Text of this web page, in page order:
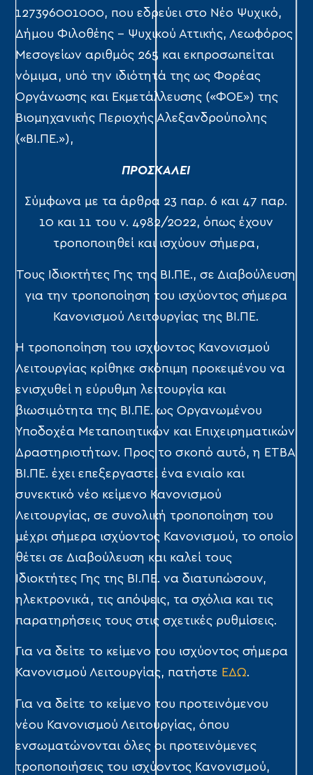
127396001000, που εδρεύει στο Νέο Ψυχικό,
Δήμου Φιλοθέης – Ψυχικού Αττικής, Λεωφόρος
Μεσογείων αριθμός 265 και εκπροσωπείται
νόμιμα, υπό την ιδιότητά της ως Φορέας
Οργάνωσης και Εκμετάλλευσης («ΦΟΕ») της
Βιομηχανικής Περιοχής Αλεξανδρούπολης
(«ΒΙ.ΠΕ.»),
ΠΡΟΣΚΑΛΕΙ
Σύμφωνα με τα άρθρα 23 παρ. 6 και 47 παρ.
10 και 11 του ν. 4982/2022, όπως έχουν
τροποποιηθεί και ισχύουν σήμερα,
Τους Ιδιοκτήτες Γης της ΒΙ.ΠΕ., σε Διαβούλευση
για την τροποποίηση του ισχύοντος σήμερα
Κανονισμού Λειτουργίας της ΒΙ.ΠΕ.
Η τροποποίηση του ισχύοντος Κανονισμού
Λειτουργίας κρίθηκε σκόπιμη προκειμένου να
ενισχυθεί η εύρυθμη λειτουργία και
βιωσιμότητα της ΒΙ.ΠΕ. ως Οργανωμένου
Υποδοχέα Μεταποιητικών και Επιχειρηματικών
Δραστηριοτήτων. Προς το σκοπό αυτό, η ΕΤΒΑ
ΒΙ.ΠΕ. έχει επεξεργαστεί ένα ενιαίο και
συνεκτικό νέο κείμενο Κανονισμού
Λειτουργίας, σε συνολική τροποποίηση του
μέχρι σήμερα ισχύοντος Κανονισμού, το οποίο
θέτει σε Διαβούλευση και καλεί τους
Ιδιοκτήτες Γης της ΒΙ.ΠΕ. να διατυπώσουν,
ηλεκτρονικά, τις απόψεις, τα σχόλια και τις
παρατηρήσεις τους στις σχετικές ρυθμίσεις.
Για να δείτε το κείμενο του ισχύοντος σήμερα
Κανονισμού Λειτουργίας, πατήστε ΕΔΩ.
Για να δείτε το κείμενο του προτεινόμενου
νέου Κανονισμού Λειτουργίας, όπου
ενσωματώνονται όλες οι προτεινόμενες
τροποποιήσεις του ισχύοντος Κανονισμού,